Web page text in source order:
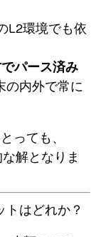
L2環境でも依
パース済み
の内外で常に
っても、
解となりま
はどれか？